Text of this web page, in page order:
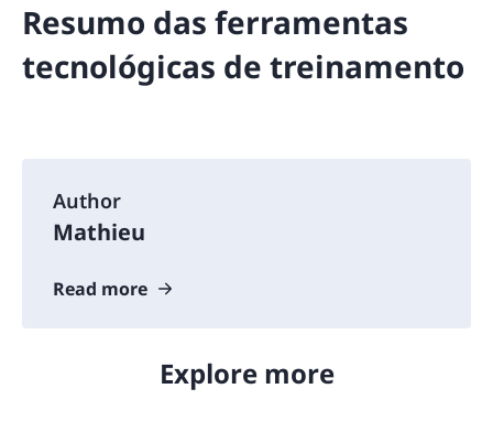
Resumo das ferramentas
tecnológicas de treinamento
Author
Mathieu
Read more
Explore more